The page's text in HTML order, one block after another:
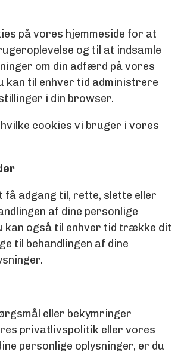
på vores hjemmeside for at
og til at indsamle
om din adfærd på vores
kan til enhver tid administrere
i din browser.
cookies vi bruger i vores
få adgang til, rette, slette eller
af dine personlige
kan også til enhver tid trække dit
til behandlingen af dine
eller bekymringer
privatlivspolitik eller vores
personlige oplysninger, er du